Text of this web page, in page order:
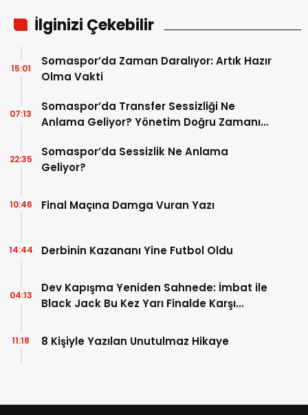
İlginizi Çekebilir
Somaspor’da Zaman Daralıyor: Artık Hazır
Olma Vakti
15:01
Somaspor’da Transfer Sessizliği Ne
Anlama Geliyor? Yönetim Doğru Zamanı
07:13
Somaspor’da Sessizlik Ne Anlama
Geliyor?
22:35
Final Maçına Damga Vuran Yazı
10:46
Derbinin Kazananı Yine Futbol Oldu
14:44
Dev Kapışma Yeniden Sahnede: İmbat ile
Black Jack Bu Kez Yarı Finalde Karşı
04:13
8 Kişiyle Yazılan Unutulmaz Hikaye
11:18